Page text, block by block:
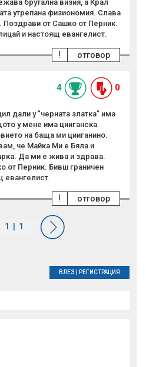
брутална визия, а Крал
утрепана физиономия. Слава
Поздрави от Сашко от Перник.
и настоящ евангелист.
отговор
!
4 0
дали у "черната златка" има
у мене има цииганска
на баща ми цииганино.
че Майка Ми е Бяла и
Да ми е жива и здрава.
от Перник. Бивш граничен
евангелист.
отговор
!
ВЛЕЗ РЕГИСТРАЦИЯ